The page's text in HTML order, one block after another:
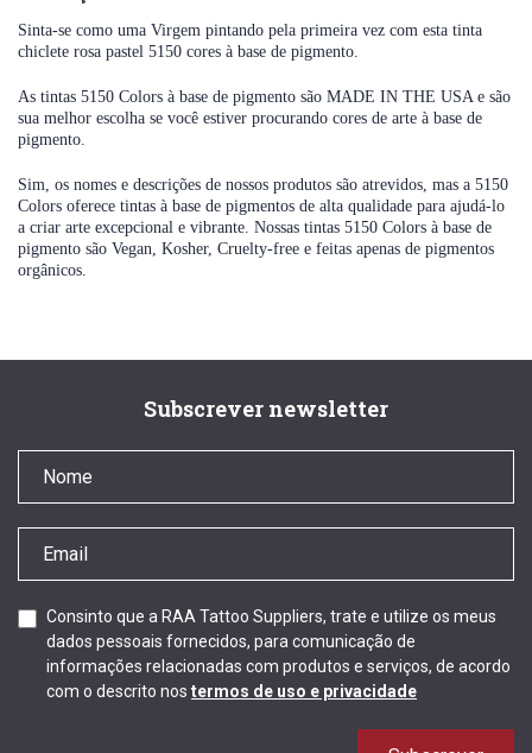
Sinta-se como uma Virgem pintando pela primeira vez com esta tinta
chiclete rosa pastel 5150 cores à base de pigmento.
As tintas 5150 Colors à base de pigmento são MADE IN THE USA e são
sua melhor escolha se você estiver procurando cores de arte à base de
pigmento.
Sim, os nomes e descrições de nossos produtos são atrevidos, mas a 5150
Colors oferece tintas à base de pigmentos de alta qualidade para ajudá-lo
a criar arte excepcional e vibrante. Nossas tintas 5150 Colors à base de
pigmento são Vegan, Kosher, Cruelty-free e feitas apenas de pigmentos
orgânicos.
Subscrever newsletter
Consinto que a RAA Tattoo Suppliers, trate e utilize os meus
dados pessoais fornecidos, para comunicação de
informações relacionadas com produtos e serviços, de acordo
com o descrito nos termos de uso e privacidade